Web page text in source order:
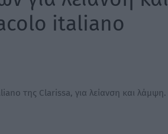
italiano
της Clarissa, για λείανση και λάμψη.